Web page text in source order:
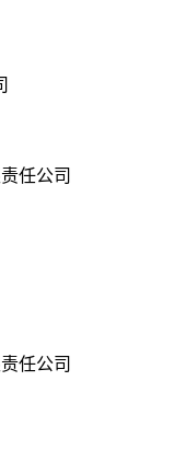
任公司
任公司